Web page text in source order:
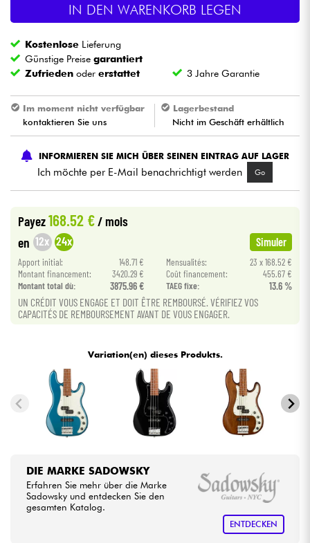
Drums
Blasinstrumente
Violinen & Quartett
Kabel & Zubehöre
Bundle
Sehen Sie sich unsere Marken an
IN DEN WARENKORB LEGEN
Kostenlose Lieferung
Günstige Preisegarantiert
Zufrieden odererstattet 3 Jahre Garantie
Im moment nicht verfügbar
kontaktieren Sie uns
Lagerbestand
Nicht im Geschäft erhältlich
INFORMIEREN SIE MICH ÜBER SEINEN EINTRAG AUF LAGER
Ich möchte per E-Mail benachrichtigt werden Go
Payez168.52 €/ mois
en 12x 24x Simuler
Apport initial: 148.71 € Mensualités:
23 x 168.52 €
Montant financement:
3420.29 € Coût financement:
455.67 €
Montant total dù:
3875.96 € TAEG fixe: 13.6 %
UN CRÉDIT VOUS ENGAGE ET DOIT ÊTRE REMBOURSÉ. VÉRIFIEZ VOS
CAPACITÉS DE REMBOURSEMENT AVANT DE VOUS ENGAGER.
Variation(en) dieses Produkts.
DIE MARKE SADOWSKY
Erfahren Sie mehr über die Marke
Sadowsky und entdecken Sie den
gesamten Katalog.
ENTDECKEN